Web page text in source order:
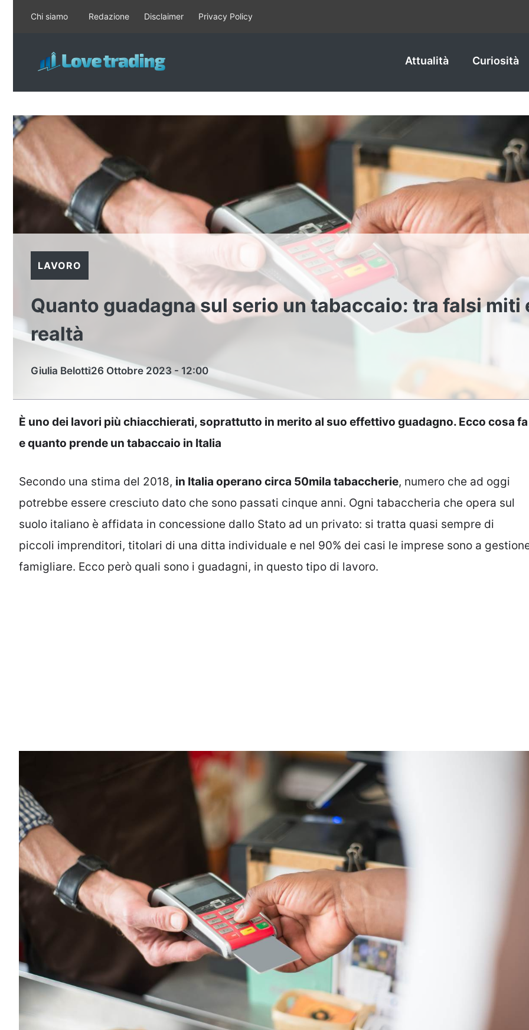
contenuto
Chi siamo Redazione Disclaimer Privacy Policy
Attualità Curiosità
LAVORO
Quanto guadagna sul serio un tabaccaio: tra falsi miti
realtà
Giulia Belotti26 Ottobre 2023 - 12:00
È uno dei lavori più chiacchierati, soprattutto in merito al suo effettivo guadagno. Ecco cosa fa
e quanto prende un tabaccaio in Italia
Secondo una stima del 2018, in Italia operano circa 50mila tabaccherie, numero che ad oggi
potrebbe essere cresciuto dato che sono passati cinque anni. Ogni tabaccheria che opera sul
suolo italiano è affidata in concessione dallo Stato ad un privato: si tratta quasi sempre di
piccoli imprenditori, titolari di una ditta individuale e nel 90% dei casi le imprese sono a
famigliare. Ecco però quali sono i guadagni, in questo tipo di lavoro.